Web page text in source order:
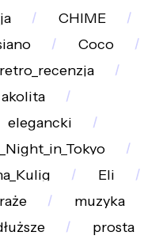
CHIME
Coco
retro_recenzja
akolita
elegancki
Eli
muzyka
prosta